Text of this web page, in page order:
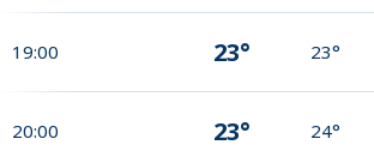
19:00 23° 23°
20:00 23° 24°